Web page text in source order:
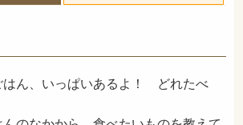
4-03-135110-2
年12月
ん、いっぱいあるよ！ どれたべ